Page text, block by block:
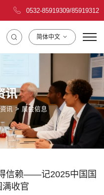
0532-85919309/85919312
简体中文
讯
讯 展会信息
信赖——记2025中国国
满收官